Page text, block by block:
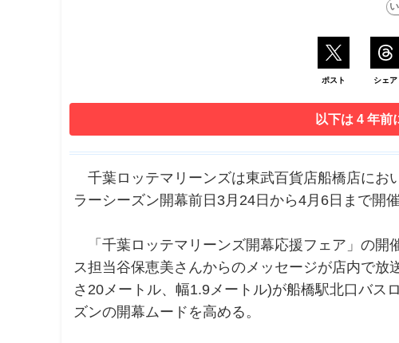
ポスト シェア
以下は 4 年前
千葉ロッテマリーンズは東武百貨店船橋店にお
ラーシーズン開幕前日3月24日から4月6日まで開
「千葉ロッテマリーンズ開幕応援フェア」の開
ス担当谷保恵美さんからのメッセージが店内で
さ20メートル、幅1.9メートル)が船橋駅北口バス
ズンの開幕ムードを高める。